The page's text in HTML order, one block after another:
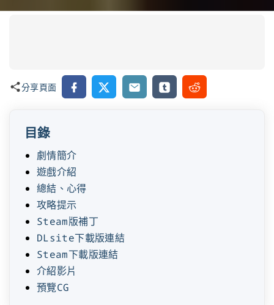
n
分享頁面 Facebook
X Email TumblrReddit
目錄
劇情簡介
遊戲介紹
總結、心得
攻略提示
Steam版補丁
DLsite下載版連結
Steam下載版連結
介紹影片
預覽CG